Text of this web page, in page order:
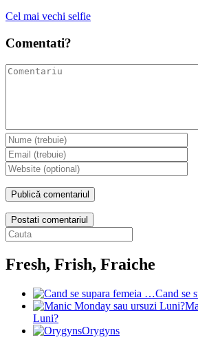
Cel mai vechi selfie
Comentati?
Postati comentariul
Fresh, Frish, Fraiche
Cand se
Luni?
Orygyns